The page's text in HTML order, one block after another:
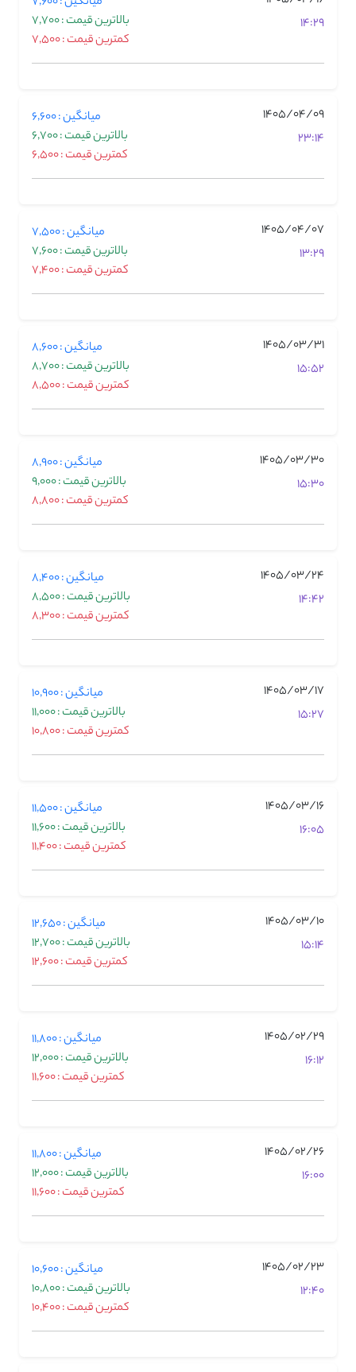
14:29
بالاترین قیمت : 7,700
کمترین قیمت : 7,500
1405/04/09
23:14
میانگین : 6,600
بالاترین قیمت : 6,700
کمترین قیمت : 6,500
1405/04/07
13:29
میانگین : 7,500
بالاترین قیمت : 7,600
کمترین قیمت : 7,400
1405/03/31
15:52
میانگین : 8,600
بالاترین قیمت : 8,700
کمترین قیمت : 8,500
1405/03/30
15:30
میانگین : 8,900
بالاترین قیمت : 9,000
کمترین قیمت : 8,800
1405/03/24
14:42
میانگین : 8,400
بالاترین قیمت : 8,500
کمترین قیمت : 8,300
1405/03/17
15:27
میانگین : 10,900
بالاترین قیمت : 11,000
کمترین قیمت : 10,800
1405/03/16
16:05
میانگین : 11,500
بالاترین قیمت : 11,600
کمترین قیمت : 11,400
1405/03/10
15:14
میانگین : 12,650
بالاترین قیمت : 12,700
کمترین قیمت : 12,600
1405/02/29
16:12
میانگین : 11,800
بالاترین قیمت : 12,000
کمترین قیمت : 11,600
1405/02/26
16:00
میانگین : 11,800
بالاترین قیمت : 12,000
کمترین قیمت : 11,600
1405/02/23
12:40
میانگین : 10,600
بالاترین قیمت : 10,800
کمترین قیمت : 10,400